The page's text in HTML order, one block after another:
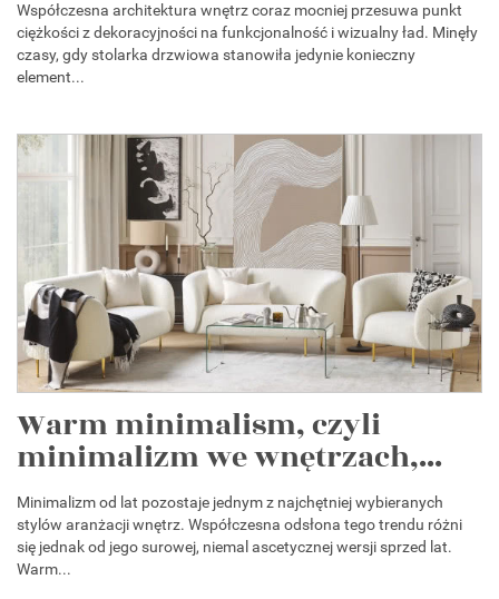
Współczesna architektura wnętrz coraz mocniej przesuwa punkt
ciężkości z dekoracyjności na funkcjonalność i wizualny ład. Minęły
czasy, gdy stolarka drzwiowa stanowiła jedynie konieczny
element...
Warm minimalism, czyli
minimalizm we wnętrzach,...
Minimalizm od lat pozostaje jednym z najchętniej wybieranych
stylów aranżacji wnętrz. Współczesna odsłona tego trendu różni
się jednak od jego surowej, niemal ascetycznej wersji sprzed lat.
Warm...